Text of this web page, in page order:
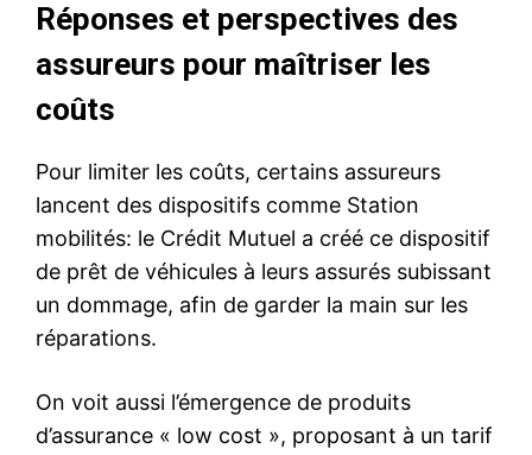
Réponses et perspectives des
assureurs pour maîtriser les
coûts
Pour limiter les coûts, certains assureurs
lancent des dispositifs comme Station
mobilités: le Crédit Mutuel a créé ce dispositif
de prêt de véhicules à leurs assurés subissant
un dommage, afin de garder la main sur les
réparations.
On voit aussi l’émergence de produits
d’assurance « low cost », proposant à un tarif